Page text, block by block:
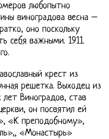
любопытно
виноградова весна –
оно поскольку
себя важными. 1911.
крест из
решетка. Выходец из
лет Виноградов, став
он посвятил ей
«К преподобному»,
«Монастырь»